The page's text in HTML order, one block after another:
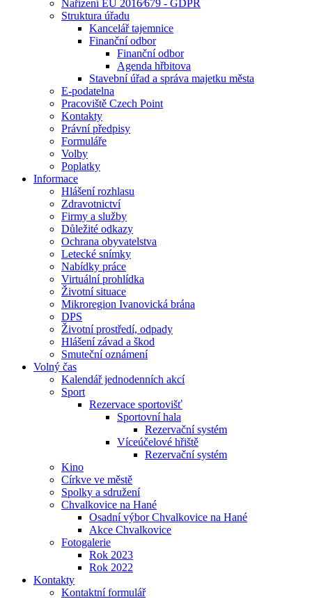
Nařízení EU 2016⁄679 - GDPR
Struktura úřadu
Kancelář tajemnice
Finanční odbor
Finanční odbor
Agenda hřbitova
Stavební úřad a správa majetku města
E-podatelna
Pracoviště Czech Point
Kontakty
Právní předpisy
Formuláře
Volby
Poplatky
Informace
Hlášení rozhlasu
Zdravotnictví
Firmy a služby
Důležité odkazy
Ochrana obyvatelstva
Letecké snímky
Nabídky práce
Virtuální prohlídka
Životní situace
Mikroregion Ivanovická brána
DPS
Životní prostředí, odpady
Hlášení závad a škod
Smuteční oznámení
Volný čas
Kalendář jednodenních akcí
Sport
Rezervace sportovišť
Sportovní hala
Rezervační systém
Víceúčelové hřiště
Rezervační systém
Kino
Církve ve městě
Spolky a sdružení
Chvalkovice na Hané
Osadní výbor Chvalkovice na Hané
Akce Chvalkovice
Fotogalerie
Rok 2023
Rok 2022
Kontakty
Kontaktní formulář